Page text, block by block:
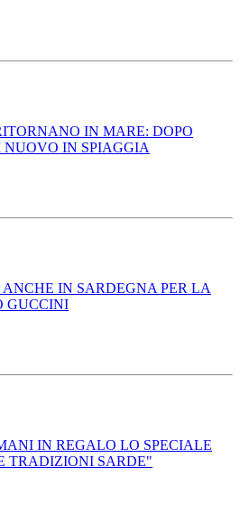
IN MARE: DOPO
IN SPIAGGIA
ANCHE IN SARDEGNA PER LA
GUCCINI
IN REGALO LO SPECIALE
TRADIZIONI SARDE"